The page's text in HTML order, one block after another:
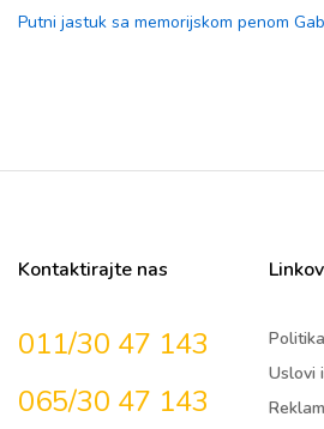
Putni jastuk sa memorijskom penom
Kontaktirajte nas
011/30 47 143
065/30 47 143
Uslovi